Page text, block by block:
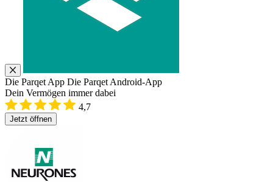
Die Parqet App Die Parqet Android-App
Dein Vermögen immer dabei
4,7
Jetzt öffnen